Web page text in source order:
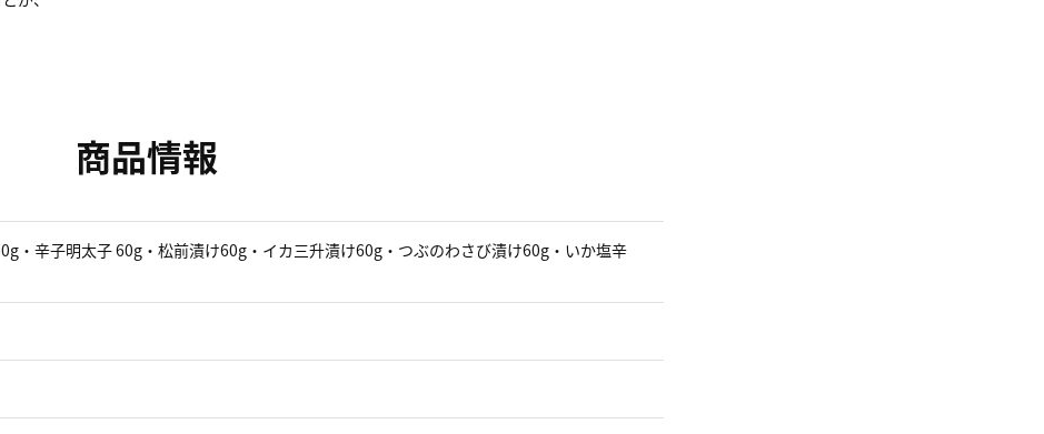
商品情報
・辛子明太子 60g・松前漬け60g・イカ三升漬け60g・つぶのわさび漬け60g・いか塩辛